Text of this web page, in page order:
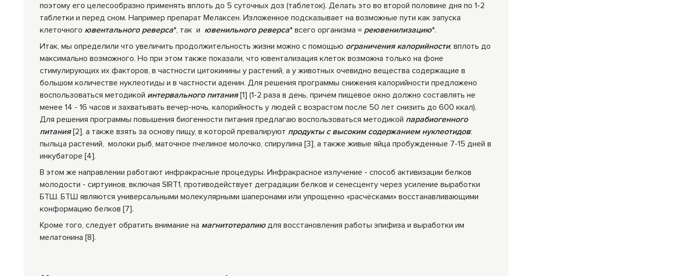
поэтому его целесообразно применять вплоть до 5 суточных доз (таблеток). Делать это во второй половине дня по 1-2
таблетки и перед сном. Например препарат Мелаксен. Изложенное подсказывает на возможные пути как запуска
клеточного ювентального реверса*, так и ювенильного реверса* всего организма = реювенилизацию*.
Итак, мы определили что увеличить продолжительность жизни можно с помощью ограничения калорийности, вплоть до
максимально возможного. Но при этом также показали, что ювентализация клеток возможна только на фоне
стимулирующих их факторов, в частности цитокинины у растений, а у животных очевидно вещества содержащие в
большом количестве нуклеотиды и в частности аденин. Для решения программы снижения калорийности предложено
воспользоваться методикой интервального питания[1] (1-2 раза в день, причем пищевое окно должно составлять не
менее 14 - 16 часов и захватывать вечер-ночь, калорийность у людей с возрастом после 50 лет снизить до 600 ккал).
Для решения программы повышения биогенности питания предлагаю воспользоваться методикой парабиогенного
питания[2], а также взять за основу пищу, в которой превалируют продукты с высоким содержанием нуклеотидов:
пыльца растений, молоки рыб, маточное пчелиное молочко, спирулина [3], а также живые яйца пробужденные 7-15 дней в
инкубаторе [4].
В этом же направлении работают инфракрасные процедуры. Инфракрасное излучение - способ активизации белков
молодости - сиртуинов, включая SIRT1, противодействует деградации белков и сенесценту через усиление выработки
БТШ. БТШ являются универсальными молекулярными шаперонами или упрощенно «расчёсками» восстанавливающими
конформацию белков [7].
Кроме того, следует обратить внимание на магнитотерапию для восстановления работы эпифиза и выработки им
мелатонина [8].